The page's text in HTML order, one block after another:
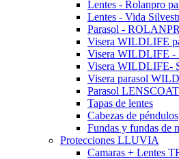
Lentes - Rolanpro
Lentes - Vida
Parasol -
Visera WILDLIFE
Visera WILDLIFE -
Visera WILDLIFE-
Visera parasol
Parasol LENSCOAT
Tapas de lentes
Cabezas de péndulos
Fundas y fundas de
Protecciones LLUVIA
Camaras + Lentes